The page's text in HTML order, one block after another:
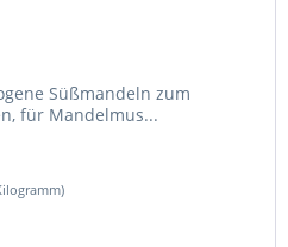
Süßmandeln zum
für Mandelmus...